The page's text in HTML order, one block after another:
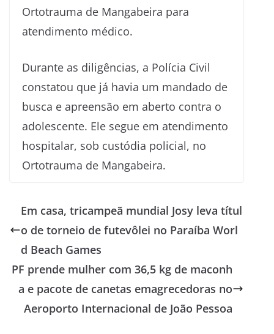
Ortotrauma de Mangabeira para
atendimento médico.
Durante as diligências, a Polícia Civil
constatou que já havia um mandado de
busca e apreensão em aberto contra o
adolescente. Ele segue em atendimento
hospitalar, sob custódia policial, no
Ortotrauma de Mangabeira.
Em casa, tricampeã mundial Josy leva títul
o de torneio de futevôlei no Paraíba Worl
d Beach Games
PF prende mulher com 36,5 kg de maconh
a e pacote de canetas emagrecedoras no
Aeroporto Internacional de João Pessoa